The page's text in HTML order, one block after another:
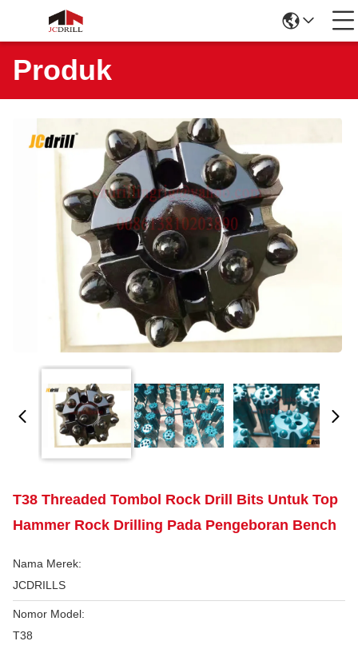
Produk
T38 Threaded Tombol Rock Drill Bits Untuk Top
Hammer Rock Drilling Pada Pengeboran Bench
Nama Merek:
JCDRILLS
Nomor Model:
T38